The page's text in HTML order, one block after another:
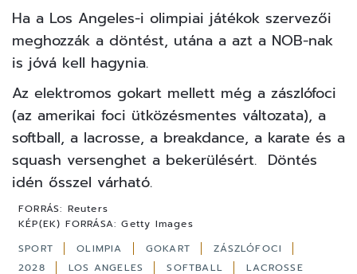
Ha a Los Angeles-i olimpiai játékok szervezői
meghozzák a döntést, utána a azt a NOB-nak
is jóvá kell hagynia.
Az elektromos gokart mellett még a zászlófoci
(az amerikai foci ütközésmentes változata), a
softball, a lacrosse, a breakdance, a karate és a
squash versenghet a bekerülésért. Döntés
idén ősszel várható.
FORRÁS: Reuters
KÉP(EK) FORRÁSA: Getty Images
SPORT
OLIMPIA GOKART
ZÁSZLÓFOCI
2028
LOS ANGELES SOFTBALL LACROSSE